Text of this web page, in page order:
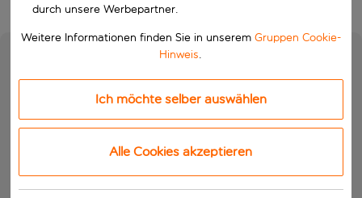
durch unsere Werbepartner.
Weitere Informationen finden Sie in unserem Gruppen Cookie-
Hinweis.
Ich möchte selber auswählen
Alle Cookies akzeptieren